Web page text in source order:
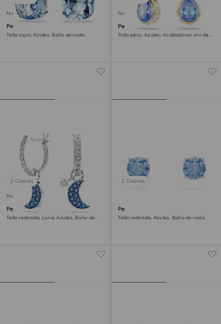
Nuevo
Pendientes Millenia
Talla cojin, Azules, Baño de rodio
Nuevo
Pendientes Chroma
Talla pera, Azules, Acabado en oro de 18
2 Colores
Nuevo
Pendientes Symbolica
Talla redonda, Luna, Azules, Baño de
2 Colores
Pendientes de botón Stilla
Attract
Talla redonda, Azules, Baño de rodio